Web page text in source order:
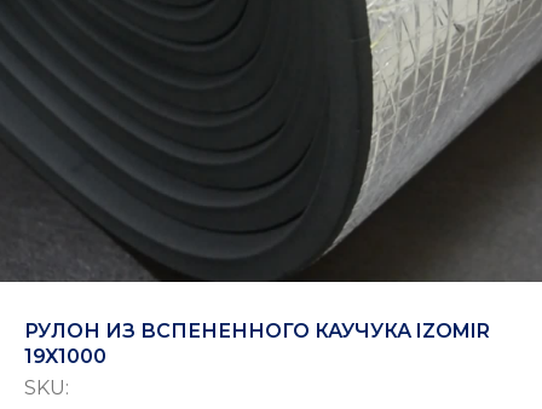
РУЛОН ИЗ ВСПЕНЕННОГО КАУЧУКА IZOMIR
19X1000
SKU: